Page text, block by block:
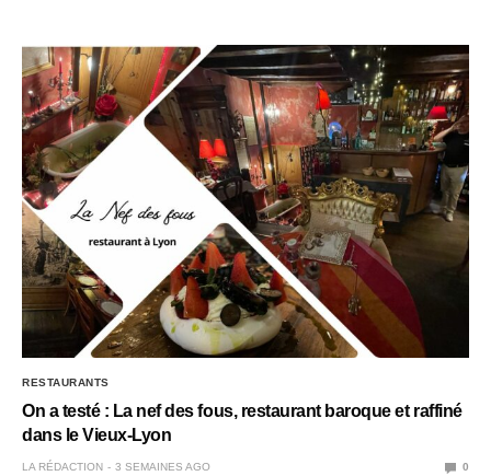
RESTAURANTS
On a testé : La nef des fous, restaurant baroque et raffiné
dans le Vieux-Lyon
LA RÉDACTION 3 SEMAINES AGO 0